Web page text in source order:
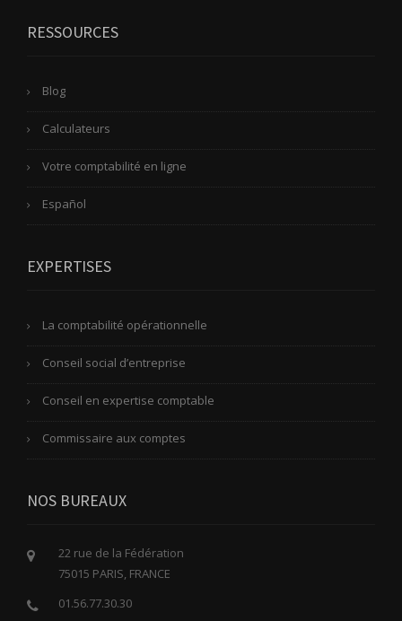
RESSOURCES
Blog
Calculateurs
Votre comptabilité en ligne
Español
EXPERTISES
La comptabilité opérationnelle
Conseil social d’entreprise
Conseil en expertise comptable
Commissaire aux comptes
NOS BUREAUX
22 rue de la Fédération
75015 PARIS, FRANCE
01.56.77.30.30